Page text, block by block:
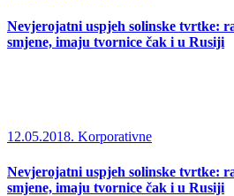
Nevjerojatni uspjeh solinske tvrtke:
smjene, imaju tvornice čak i u Rusiji
12.05.2018. Korporativne
Nevjerojatni uspjeh solinske tvrtke:
smjene, imaju tvornice čak i u Rusiji